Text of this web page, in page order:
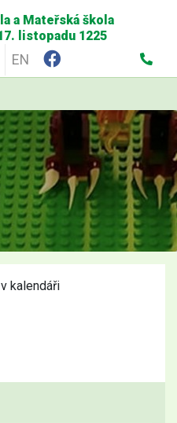
a Mateřská škola
listopadu 1225
EN
kalendáři